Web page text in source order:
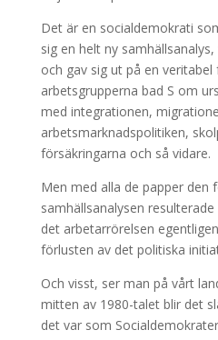
Det är en socialdemokrati
sig en helt ny
och gav sig ut på en
arbetsgrupperna bad S om
med integrationen,
arbetsmarknadspolitiken,
försäkringarna och så vidare.
Men med alla de papper den
samhällsanalysen
det arbetarrörelsen
förlusten av det politiska
Och visst, ser man på vårt
mitten av 1980-talet blir det
det var som